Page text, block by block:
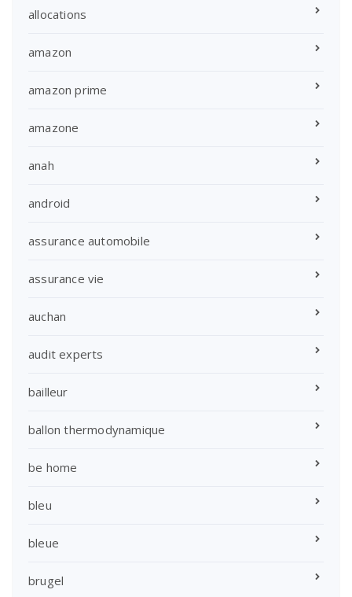
allocations
amazon
amazon prime
amazone
anah
android
assurance automobile
assurance vie
auchan
audit experts
bailleur
ballon thermodynamique
be home
bleu
bleue
brugel